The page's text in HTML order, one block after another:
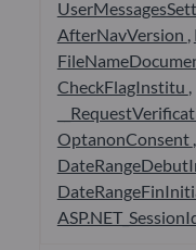
AfterNavVersion
CheckFlagInstitu
OptanonConsent